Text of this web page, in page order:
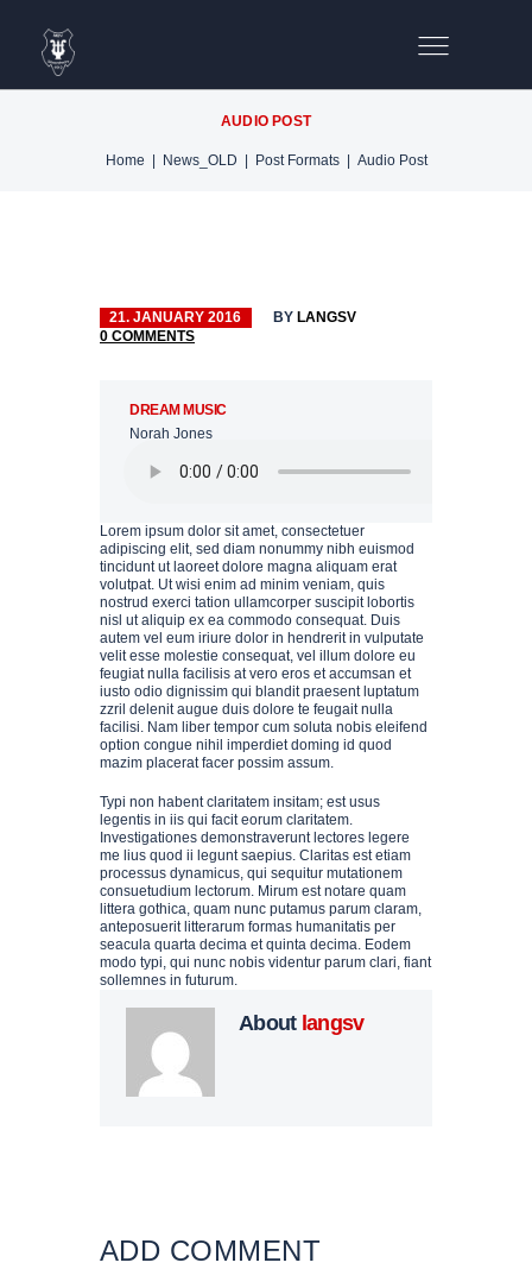
AUDIO POST
Home News_OLD Post Formats Audio Post
21. JANUARY 2016 BY LANGSV
0 COMMENTS
DREAM MUSIC
Norah Jones
Lorem ipsum dolor sit amet, consectetuer
adipiscing elit, sed diam nonummy nibh euismod
tincidunt ut laoreet dolore magna aliquam erat
volutpat. Ut wisi enim ad minim veniam, quis
nostrud exerci tation ullamcorper suscipit lobortis
nisl ut aliquip ex ea commodo consequat. Duis
autem vel eum iriure dolor in hendrerit in vulputate
velit esse molestie consequat, vel illum dolore eu
feugiat nulla facilisis at vero eros et accumsan et
iusto odio dignissim qui blandit praesent luptatum
zzril delenit augue duis dolore te feugait nulla
facilisi. Nam liber tempor cum soluta nobis eleifend
option congue nihil imperdiet doming id quod
mazim placerat facer possim assum.
Typi non habent claritatem insitam; est usus
legentis in iis qui facit eorum claritatem.
Investigationes demonstraverunt lectores legere
me lius quod ii legunt saepius. Claritas est etiam
processus dynamicus, qui sequitur mutationem
consuetudium lectorum. Mirum est notare quam
littera gothica, quam nunc putamus parum claram,
anteposuerit litterarum formas humanitatis per
seacula quarta decima et quinta decima. Eodem
modo typi, qui nunc nobis videntur parum clari, fiant
sollemnes in futurum.
About langsv
ADD COMMENT